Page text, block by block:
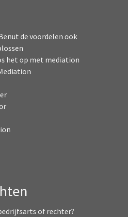
de voordelen ook
het op met mediation
of rechter?